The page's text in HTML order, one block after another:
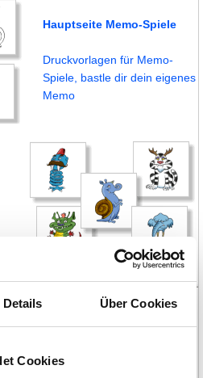
Details Über Cookies
Cookies
Hauptseite Memo-Spiele
Druckvorlagen für Memo-
Spiele, bastle dir dein eigenes
Memo
Lerne spielerisch das